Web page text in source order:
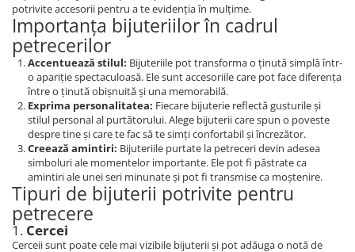
potrivite accesorii pentru a te evidenția în mulțime.
Importanța bijuteriilor în cadrul
petrecerilor
Accentuează stilul: Bijuteriile pot transforma o ținută simplă într-
o apariție spectaculoasă. Ele sunt accesoriile care pot face diferența
între o ținută obișnuită și una memorabilă.
Exprima personalitatea: Fiecare bijuterie reflectă gusturile și
stilul personal al purtătorului. Alege bijuterii care spun o poveste
despre tine și care te fac să te simți confortabil și încrezător.
Creează amintiri: Bijuteriile purtate la petreceri devin adesea
simboluri ale momentelor importante. Ele pot fi păstrate ca
amintiri ale unei seri minunate și pot fi transmise ca moștenire.
Tipuri de bijuterii potrivite pentru
petrecere
1. Cercei
Cerceii sunt poate cele mai vizibile bijuterii și pot adăuga o notă de